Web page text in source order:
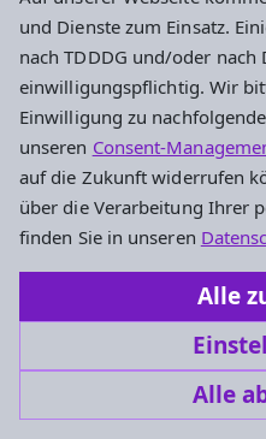
und Dienste zum Einsatz.
nach TDDDG und/oder nach
einwilligungspflichtig. Wir
Einwilligung zu
unseren Consent-
auf die Zukunft widerrufen
über die Verarbeitung Ihrer
finden Sie in unseren
Alle
Alle
Gottesdienste
Tauffest im
Wir feiern Tauffest für
eingeladen
Sonntag, 23.8. 11-
Feldatal,